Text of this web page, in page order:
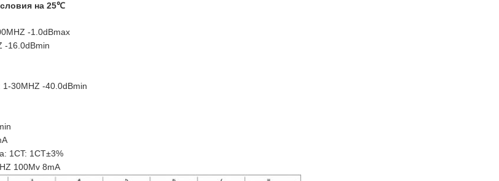
на 25℃
-1.0dBmax
-16.0dBmin
1-30MHZ -40.0dBmin
1CT: 1CT±3%
100Mv 8mA